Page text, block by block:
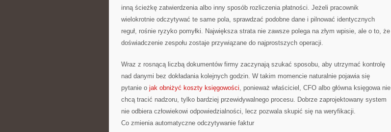
inną ścieżkę zatwierdzenia albo inny sposób rozliczenia płatności. Jeżeli pracownik
wielokrotnie odczytywać te same pola, sprawdzać podobne dane i pilnować identycznych
reguł, rośnie ryzyko pomyłki. Największa strata nie zawsze polega na złym wpisie, ale o to, że
doświadczenie zespołu zostaje przywiązane do najprostszych operacji.
Wraz z rosnącą liczbą dokumentów firmy zaczynają szukać sposobu, aby utrzymać kontrolę
nad danymi bez dokładania kolejnych godzin. W takim momencie naturalnie pojawia się
pytanie o jak obniżyć koszty księgowości, ponieważ właściciel, CFO albo główna księgowa nie
chcą tracić nadzoru, tylko bardziej przewidywalnego procesu. Dobrze zaprojektowany system
nie odbiera człowiekowi odpowiedzialności, lecz pozwala skupić się na weryfikacji.
Co zmienia automatyczne odczytywanie faktur